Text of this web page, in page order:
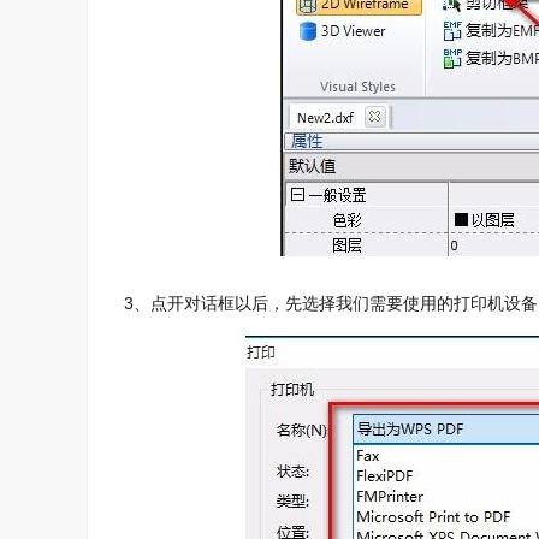
3、点开对话框以后，先选择我们需要使用的打印机设